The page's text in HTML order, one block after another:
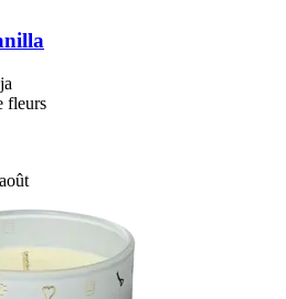
fleurs